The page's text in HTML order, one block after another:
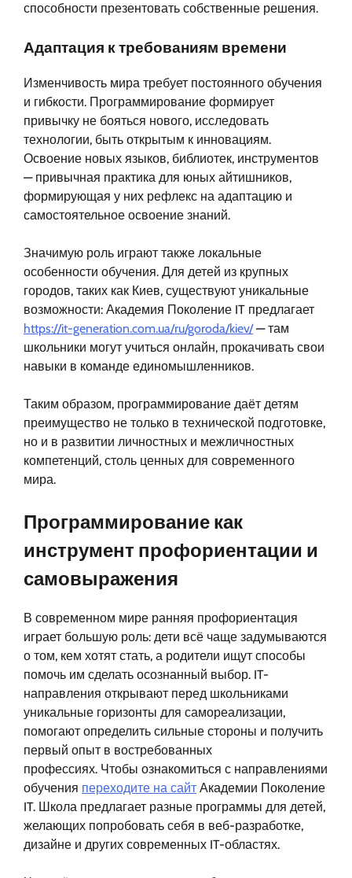
способности презентовать собственные решения.
Адаптация к требованиям времени
Изменчивость мира требует постоянного обучения
и гибкости. Программирование формирует
привычку не бояться нового, исследовать
технологии, быть открытым к инновациям.
Освоение новых языков, библиотек, инструментов
— привычная практика для юных айтишников,
формирующая у них рефлекс на адаптацию и
самостоятельное освоение знаний.
Значимую роль играют также локальные
особенности обучения. Для детей из крупных
городов, таких как Киев, существуют уникальные
возможности: Академия Поколение IT предлагает
https://it-generation.com.ua/ru/goroda/kiev/— там
школьники могут учиться онлайн, прокачивать свои
навыки в команде единомышленников.
Таким образом, программирование даёт детям
преимущество не только в технической подготовке,
но и в развитии личностных и межличностных
компетенций, столь ценных для современного
мира.
Программирование как
инструмент профориентации и
самовыражения
В современном мире ранняя профориентация
играет большую роль: дети всё чаще задумываются
о том, кем хотят стать, а родители ищут способы
помочь им сделать осознанный выбор. IT-
направления открывают перед школьниками
уникальные горизонты для самореализации,
помогают определить сильные стороны и получить
первый опыт в востребованных
профессиях. Чтобы ознакомиться с направлениями
обучения переходите на сайт Академии Поколение
IT. Школа предлагает разные программы для детей,
желающих попробовать себя в веб-разработке,
дизайне и других современных IT-областях.